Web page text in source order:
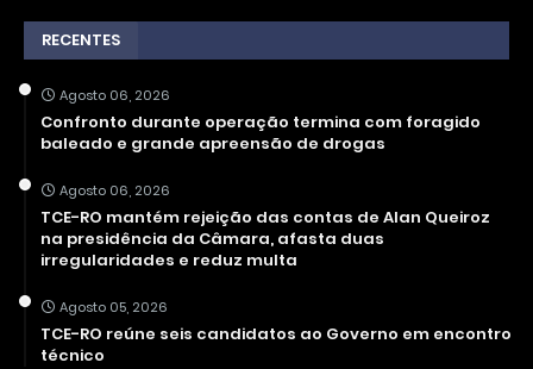
RECENTES
Agosto 06, 2026
Confronto durante operação termina com foragido
baleado e grande apreensão de drogas
Agosto 06, 2026
TCE-RO mantém rejeição das contas de Alan Queiroz
na presidência da Câmara, afasta duas
irregularidades e reduz multa
Agosto 05, 2026
TCE-RO reúne seis candidatos ao Governo em encontro
técnico